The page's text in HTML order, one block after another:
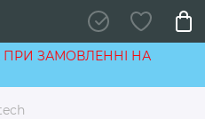
ЗАМОВЛЕННІ НА